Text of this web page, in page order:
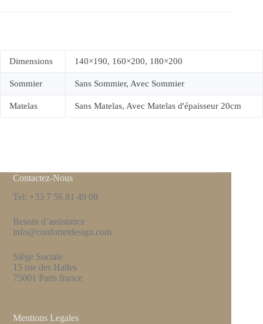
Dimensions 140×190, 160×200, 180×200
Sommier Sans Sommier, Avec Sommier
Matelas Sans Matelas, Avec Matelas d'épaisseur 20cm
Contactez-Nous
Tel: +33 7 56 81 49 08
Besoin d’assistance
info@confortetdesign.com
Siège Sociale
15 rue des Halles
75001 Paris france
Mentions Legales